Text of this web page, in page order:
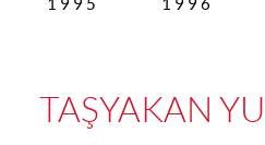
1996
1995
TAŞYAKAN